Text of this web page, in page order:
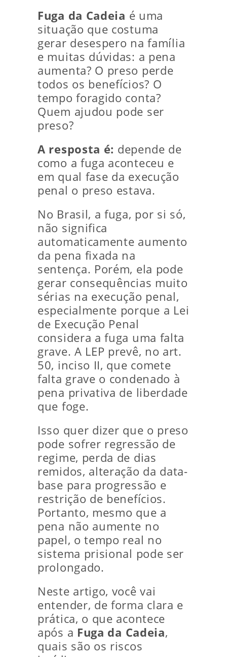
Fuga da Cadeia é uma
situação que costuma
gerar desespero na família
e muitas dúvidas: a pena
aumenta? O preso perde
todos os benefícios? O
tempo foragido conta?
Quem ajudou pode ser
preso?
A resposta é: depende de
como a fuga aconteceu e
em qual fase da execução
penal o preso estava.
No Brasil, a fuga, por si só,
não significa
automaticamente aumento
da pena fixada na
sentença. Porém, ela pode
gerar consequências muito
sérias na execução penal,
especialmente porque a Lei
de Execução Penal
considera a fuga uma falta
grave. A LEP prevê, no art.
50, inciso II, que comete
falta grave o condenado à
pena privativa de liberdade
que foge.
Isso quer dizer que o preso
pode sofrer regressão de
regime, perda de dias
remidos, alteração da data-
base para progressão e
restrição de benefícios.
Portanto, mesmo que a
pena não aumente no
papel, o tempo real no
sistema prisional pode ser
prolongado.
Neste artigo, você vai
entender, de forma clara e
prática, o que acontece
após a Fuga da Cadeia,
quais são os riscos